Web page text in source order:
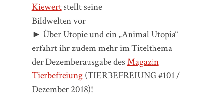
Kiewertstellt seine
Bildwelten vor
► Über Utopie und ein „Animal Utopia“
erfahrt ihr zudem mehr im Titelthema
der Dezemberausgabe des Magazin
Tierbefreiung(TIERBEFREIUNG #101 /
Dezember 2018)!